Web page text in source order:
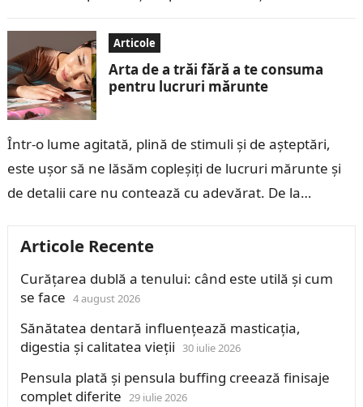
Articole
Arta de a trăi fără a te consuma
pentru lucruri mărunte
Într-o lume agitată, plină de stimuli și de așteptări,
este ușor să ne lăsăm copleșiți de lucruri mărunte și
de detalii care nu contează cu adevărat. De la…
Articole Recente
Curățarea dublă a tenului: când este utilă și cum
se face 4 august 2026
Sănătatea dentară influențează masticația,
digestia și calitatea vieții 30 iulie 2026
Pensula plată și pensula buffing creează finisaje
complet diferite 29 iulie 2026